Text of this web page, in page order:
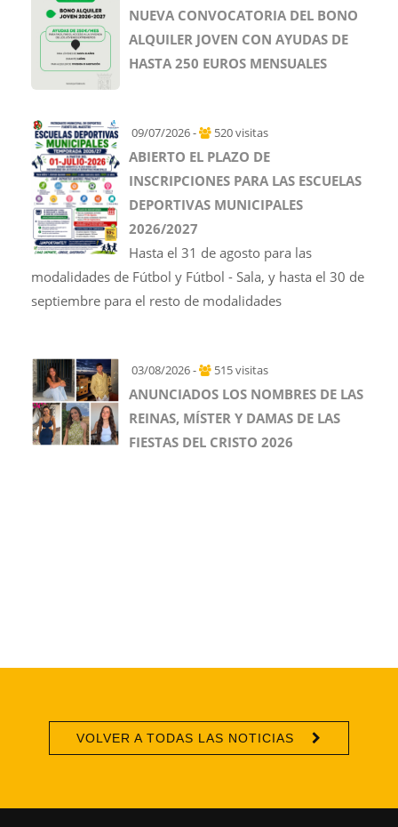
NUEVA CONVOCATORIA DEL BONO
ALQUILER JOVEN CON AYUDAS DE
HASTA 250 EUROS MENSUALES
09/07/2026 - 520 visitas
ABIERTO EL PLAZO DE
INSCRIPCIONES PARA LAS ESCUELAS
DEPORTIVAS MUNICIPALES
2026/2027
Hasta el 31 de agosto para las
modalidades de Fútbol y Fútbol - Sala, y hasta el 30 de
septiembre para el resto de modalidades
03/08/2026 - 515 visitas
ANUNCIADOS LOS NOMBRES DE LAS
REINAS, MÍSTER Y DAMAS DE LAS
FIESTAS DEL CRISTO 2026
VOLVER A TODAS LAS NOTICIAS